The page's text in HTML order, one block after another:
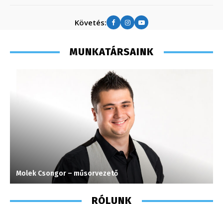
Követés:
MUNKATÁRSAINK
Molek Csongor – műsorvezető
RÓLUNK